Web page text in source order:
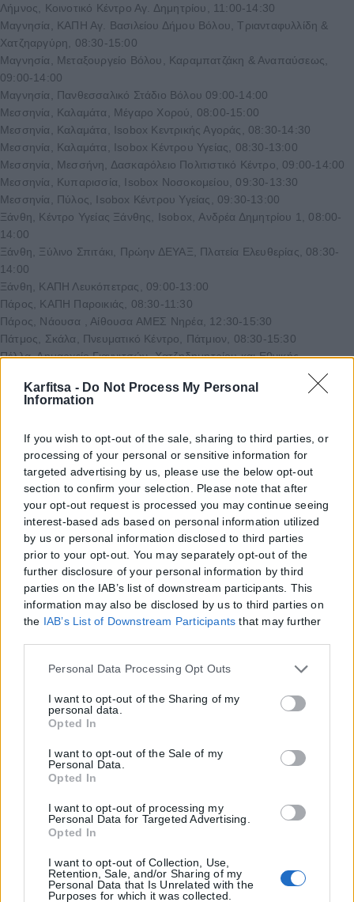
Karfitsa - Do Not Process My Personal
Information
If you wish to opt-out of the sale, sharing to third parties, or
processing of your personal or sensitive information for
targeted advertising by us, please use the below opt-out
section to confirm your selection. Please note that after
your opt-out request is processed you may continue seeing
interest-based ads based on personal information utilized
by us or personal information disclosed to third parties
prior to your opt-out. You may separately opt-out of the
further disclosure of your personal information by third
parties on the IAB’s list of downstream participants. This
information may also be disclosed by us to third parties on
the IAB’s List of Downstream Participants that may further
Please note that this website/app uses one or more Google
but not limited to your visit or usage behaviour. You may
click to grant or deny consent to Google and its third-party
tags to use your data for below specified purposes in below
Google consent section.
Personal Data Processing Opt Outs
I want to opt-out of the Sharing of my
personal data.
Opted In
I want to opt-out of the Sale of my
Personal Data.
Opted In
I want to opt-out of processing my
Personal Data for Targeted Advertising.
Opted In
I want to opt-out of Collection, Use,
Retention, Sale, and/or Sharing of my
Personal Data that Is Unrelated with the
Purposes for which it was collected.
Λήμνος, Κοινοτικό Κέντρο Αγ. Δημητρίου, 11:00-14:30
Μαγνησία, ΚΑΠΗ Αγ. Βασιλείου Δήμου Βόλου, Τριανταφυλλίδη &
Χατζηαργύρη, 08:30-15:00
Μαγνησία, Μεταξουργείο Βόλου, Καραμπατζάκη & Αναπαύσεως,
09:00-14:00
Μαγνησία, Πανθεσσαλικό Στάδιο Βόλου 09:00-14:00
Μεσσηνία, Καλαμάτα, Μέγαρο Χορού, 08:00-15:00
Μεσσηνία, Καλαμάτα, Isobox Κεντρικής Αγοράς, 08:30-14:30
Μεσσηνία, Καλαμάτα, Isobox Κέντρου Υγείας, 08:30-13:00
Μεσσηνία, Μεσσήνη, Δασκαρόλειο Πολιτιστικό Κέντρο, 09:00-14:00
Μεσσηνία, Κυπαρισσία, Isobox Νοσοκομείου, 09:30-13:30
Μεσσηνία, Πύλος, Isobox Κέντρου Υγείας, 09:30-13:00
Ξάνθη, Κέντρο Υγείας Ξάνθης, Isobox, Ανδρέα Δημητρίου 1, 08:00-
14:00
Ξάνθη, Ξύλινο Σπιτάκι, Πρώην ΔΕΥΑΞ, Πλατεία Ελευθερίας, 08:30-
14:00
Ξάνθη, ΚΑΠΗ Λευκόπετρας, 09:00-13:00
Πάρος, ΚΑΠΗ Παροικιάς, 08:30-11:30
Πάρος, Νάουσα , Αίθουσα ΑΜΕΣ Νηρέα, 12:30-15:30
Πάτμος, Σκάλα, Πνευματικό Κέντρο, Πάτμιον, 08:30-15:30
Πέλλα, Δημαρχείο Γιαννιτσών, Χατζηδημητρίου και Εθνικής
Πέλλα, Δημαρχείο Σκύδρας, Εθνικής Αντιστάσεως 20, 09:00-14:30
Πιερία, Είσοδος Παλαιού Νοσοκομείου Κατερίνης, 09:00-15:00
Πρέβεζα, Λιμενικό Ταμείο Πρέβεζας, 09:00-15:00
Πρέβεζα, ΚΑΠΗ Φιλιππιάδας, 09:00-12:00
Ρέθυμνο, Αίθουσα Εκδηλώσεων Ι.Ν Αγ. Κωνσταντίνου, Ηγ. Γαβριήλ,
09:00-14:00
Ροδόπη, Περιφερειακή Ενότητα Ροδόπης, Δημοκρατίας 1, Κομοτηνή,
Ροδόπη, Γενική Διεύθυνση Δημόσιας Υγείας, Συμεωνίδη και
Υψηλάντου γωνία, Κομοτηνή, 09:00-15:00
Ροδόπη, Βασιλείου Κουτουμάνη, Σάπες, 10:00-14:00
Ρόδος, Πνευματικό κέντρο Καλυθιών, 09:00-14:30
Ρόδος, Παλιό νοσοκομείο Ρόδου, Παπαλουκά 5-8, 08:30-15:00
Σάμος, Καφενείο ΚΑΠΗ, Βαθύ, 11:30-14:30
Σέρρες, Κέντρο Υγείας Νιγρίτας, 09:00-15:00
Σέρρες, Κέντρο Υγείας Ροδολίβους, 09:30-14:30
Σέρρες, Δημαρχείο Σιδηροκάστρου, 09:00-14:30
Σέρρες, Κέντρο Υγείας Στρυμονικού, 09:00-15:00
Σύρος, Αθλητικό κέντρο Δημήτριος Βικέλας, 08:30-15:30
Τήνος, Κ.Υ. Τήνου, 08:00-16:00
07:30-13:30
Τρίκαλα, Ε ΚΑΠΗ, 09:30-14:30
Τρίκαλα, Κέντρο Υγείας Πύλης, 08:30-10:30